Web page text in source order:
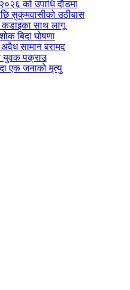
को उपाधि दौडमा
सुकुमवासीको उठीबास
कडाइका साथ लागू
बिदा घोषणा
सामान बरामद
युवक पक्राउ
एक जनाको मृत्यु